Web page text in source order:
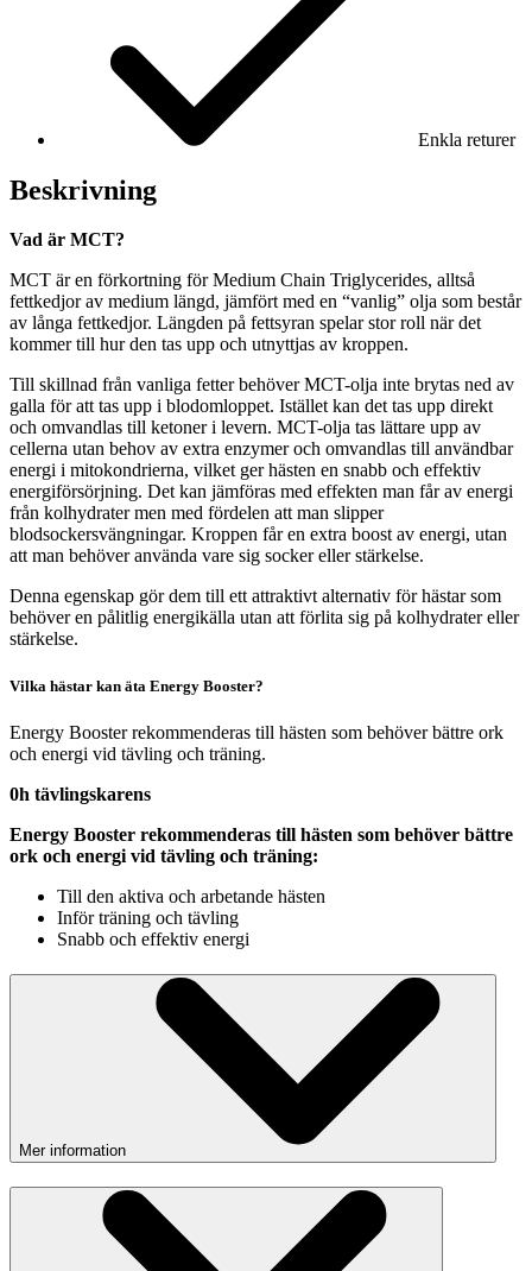
Enkla returer
Beskrivning
Vad är MCT?
MCT är en förkortning för Medium Chain Triglycerides, alltså
fettkedjor av medium längd, jämfört med en “vanlig” olja som består
av långa fettkedjor. Längden på fettsyran spelar stor roll när det
kommer till hur den tas upp och utnyttjas av kroppen.
Till skillnad från vanliga fetter behöver MCT-olja inte brytas ned av
galla för att tas upp i blodomloppet. Istället kan det tas upp direkt
och omvandlas till ketoner i levern. MCT-olja tas lättare upp av
cellerna utan behov av extra enzymer och omvandlas till användbar
energi i mitokondrierna, vilket ger hästen en snabb och effektiv
energiförsörjning. Det kan jämföras med effekten man får av energi
från kolhydrater men med fördelen att man slipper
blodsockersvängningar. Kroppen får en extra boost av energi, utan
att man behöver använda vare sig socker eller stärkelse.
Denna egenskap gör dem till ett attraktivt alternativ för hästar som
behöver en pålitlig energikälla utan att förlita sig på kolhydrater eller
stärkelse.
Vilka hästar kan äta Energy Booster?
Energy Booster rekommenderas till hästen som behöver bättre ork
och energi vid tävling och träning.
0h tävlingskarens
Energy Booster rekommenderas till hästen som behöver bättre
ork och energi vid tävling och träning:
Till den aktiva och arbetande hästen
Inför träning och tävling
Snabb och effektiv energi
Mer information